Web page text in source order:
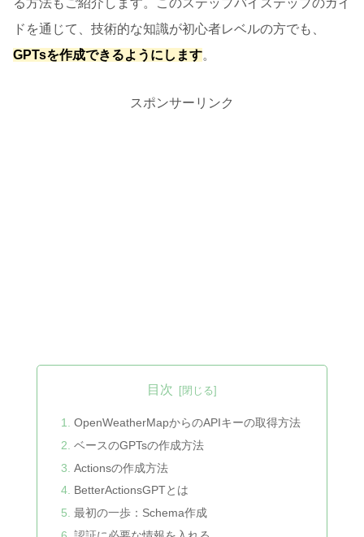
ドを通じて、技術的な知識が初心者レベルの方でも、
GPTsを作成できるようにします。
スポンサーリンク
目次
OpenWeatherMapからのAPIキーの取得方法
ベースのGPTsの作成方法
Actionsの作成方法
BetterActionsGPTとは
最初の一歩：Schema作成